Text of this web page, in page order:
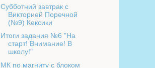
Субботний завтрак с
Викторией Поречной
(№9) Кексики
Итоги задания №6 "На
старт! Внимание! В
школу!"
МК по магниту с блоком